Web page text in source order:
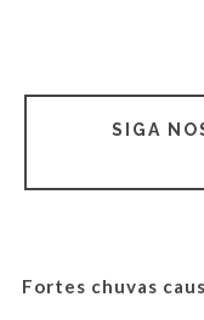
SIGA
Fortes chuvas